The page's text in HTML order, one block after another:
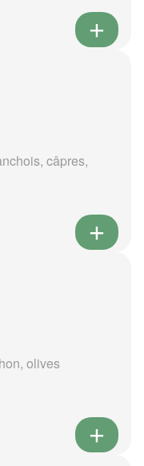
câpres,
olives